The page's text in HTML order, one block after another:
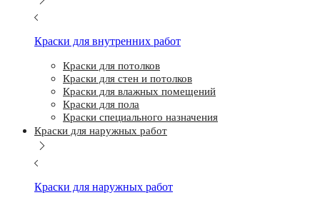
Краски для внутренних работ
Краски для потолков
Краски для стен и потолков
Краски для влажных помещений
Краски для пола
Краски специального назначения
Краски для наружных работ
Краски для наружных работ